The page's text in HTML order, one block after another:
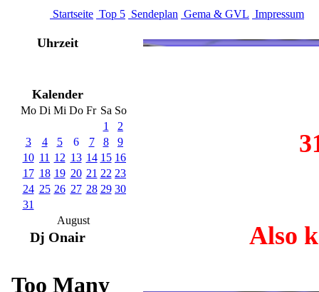
Startseite Top 5 Sendeplan Gema & GVL Impressum
Uhrzeit
Kalender
Mo Di Mi Do Fr Sa So
1
2
3
4 5 6 7 8
9
10 11 12 13 14 15 16
17 18 19 20 21 22 23
24 25 26 27 28 29 30
31
August
Dj Onair Also